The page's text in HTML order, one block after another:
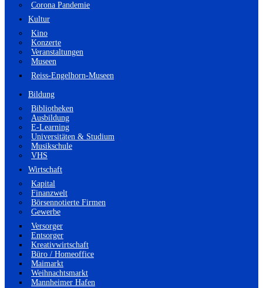
Corona Pandemie
Kultur
Kino
Konzerte
Veranstaltungen
Museen
Reiss-Engelhorn-Museen
Bildung
Bibliotheken
Ausbildung
E-Learning
Universitäten & Studium
Musikschule
VHS
Wirtschaft
Kapital
Finanzwelt
Börsennotierte Firmen
Gewerbe
Versorger
Entsorger
Kreativwirtschaft
Büro / Homeoffice
Maimarkt
Weihnachtsmarkt
Mannheimer Hafen